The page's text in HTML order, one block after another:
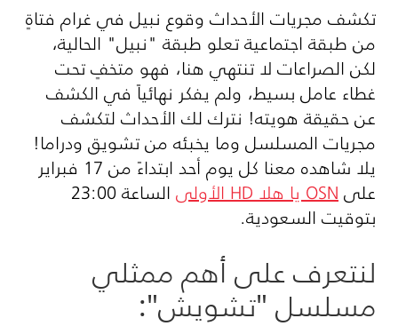
تكشف مجريات الأحداث وقوع نبيل في غرام فتاةٍ
من طبقة اجتماعية تعلو طبقة "نبيل" الحالية،
لكن الصراعات لا تنتهي هنا، فهو متخفٍ تحت
غطاء عامل بسيط، ولم يفكر نهائياً في الكشف
عن حقيقة هويته! نترك لك الأحداث لتكشف
مجريات المسلسل وما يخبئه من تشويق ودراما!
يلا شاهده معنا كل يوم أحد ابتداءً من 17 فبراير
علىOSNيا هلاHDالأولى الساعة 23:00
بتوقيت السعودية.
لنتعرف على أهم ممثلي
مسلسل "تشويش":